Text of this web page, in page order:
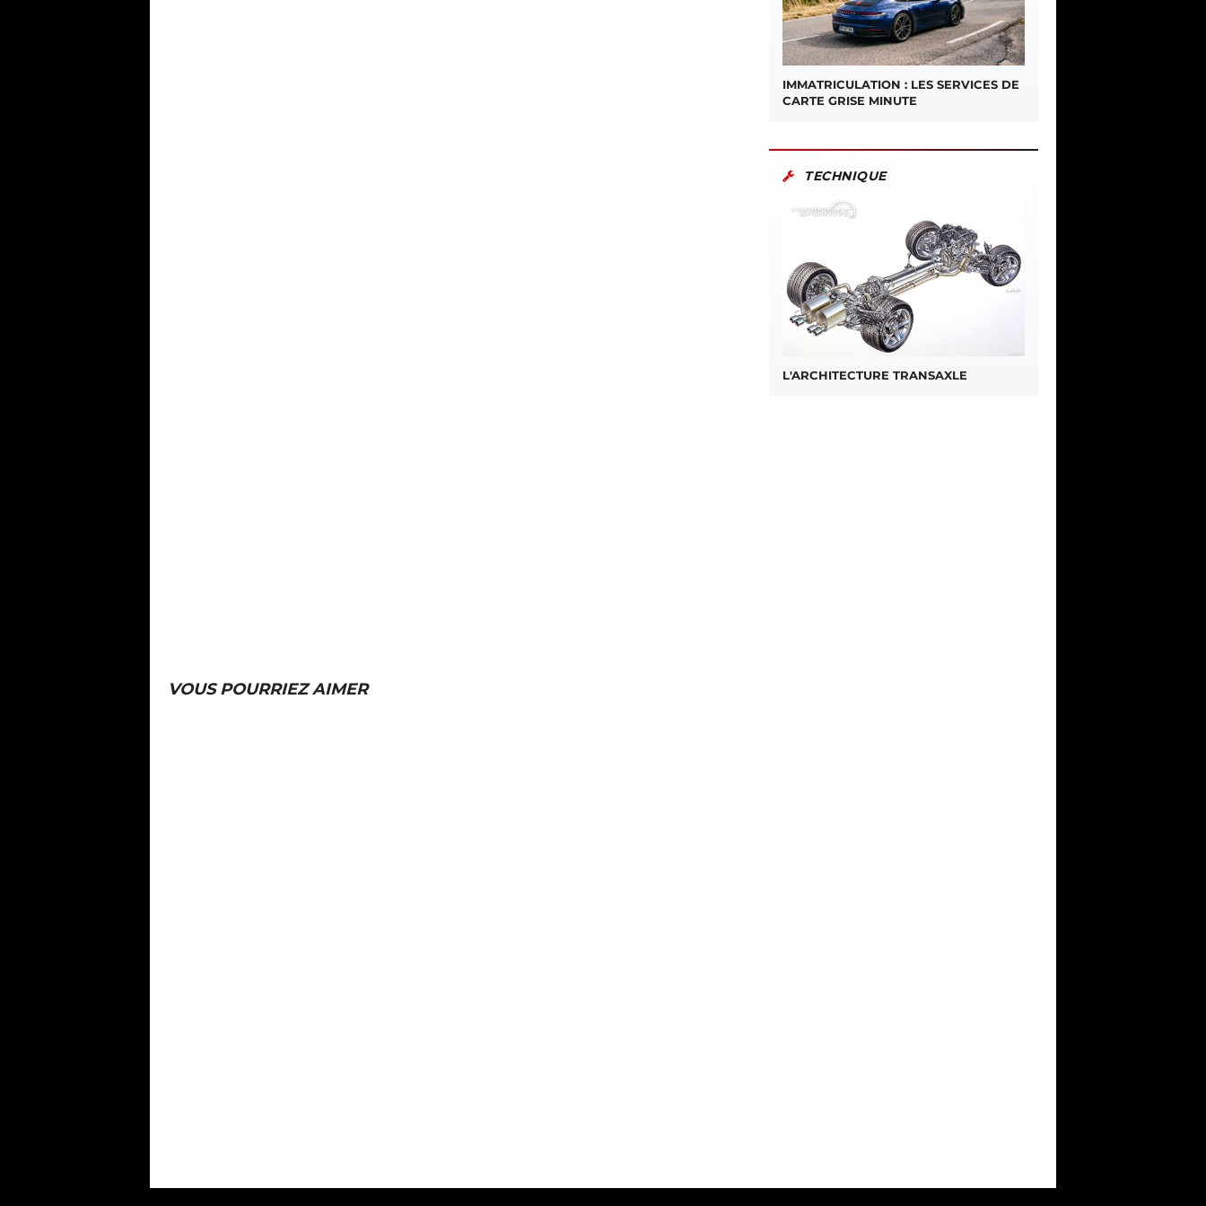
IMMATRICULATION : LES SERVICES DE
CARTE GRISE MINUTE
TECHNIQUE
L'ARCHITECTURE TRANSAXLE
VOUS POURRIEZ AIMER